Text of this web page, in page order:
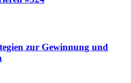
zur Gewinnung und